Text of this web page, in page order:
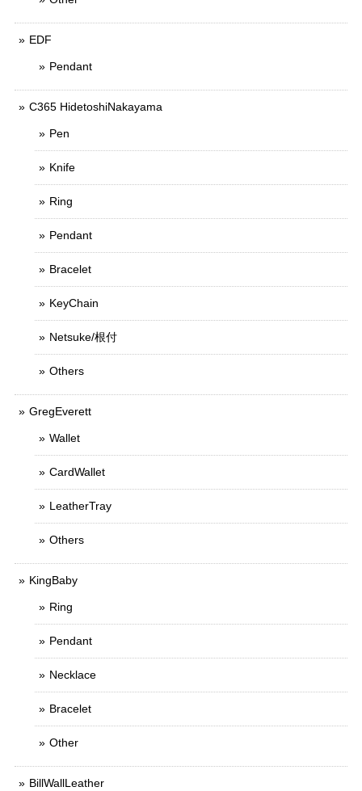
EDF
Pendant
C365 HidetoshiNakayama
Pen
Knife
Ring
Pendant
Bracelet
KeyChain
Netsuke/根付
Others
GregEverett
Wallet
CardWallet
LeatherTray
Others
KingBaby
Ring
Pendant
Necklace
Bracelet
Other
BillWallLeather